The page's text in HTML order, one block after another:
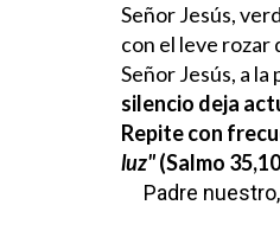
Señor Jesús,
con el leve rozar
Señor Jesús, a
silencio deja
Repite con
luz"(Salmo
Padre nuestro,